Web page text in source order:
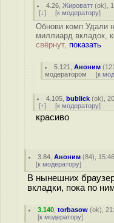
4.26 ,Жироватт (ok),
[↓] [к модератору]
Обнови комп Удали
миллиард вкладок,
свёрнут, показать
5.121 ,Аноним (
модератором [к
4.105 ,bublick (ok),
[↑] [к модератору]
красиво
3.84 ,Аноним (84),
[к модератору]
В нынешних
вкладки, пока по
3.140 ,torbasow (ok),
[к модератору]